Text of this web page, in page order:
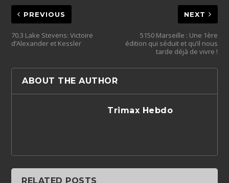
PREVIOUS
70.3 Lake Stevens: Victoire
d’Alexander et Kessler
NEXT
5150 Marseille : Une 1ère
édition qui séduit et qu’il nous
tarde déjà de vivre !
ABOUT THE AUTHOR
Trimax Hebdo
RELATED POSTS